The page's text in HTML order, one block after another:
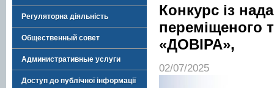
Регуляторна діяльність
Общественный совет
Административные услуги
Доступ до публічної інформації
Конкурс із
переміщеного
«ДОВІРА»,
02/07/2025